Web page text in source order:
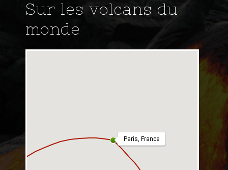
Sur les volcans du
monde
Paris, France